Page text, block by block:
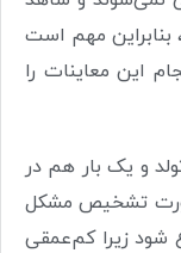
مهم است
این معاینات را
در بدو تولد و یک بار هم در
صورت تشخیص مشکل
شود زیرا کم‌عمقی